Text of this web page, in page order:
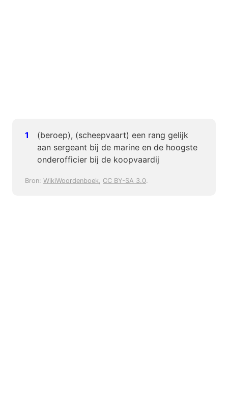
(beroep), (scheepvaart) een rang gelijk
aan sergeant bij de marine en de hoogste
onderofficier bij de koopvaardij
Bron: WikiWoordenboek, CC BY-SA 3.0.